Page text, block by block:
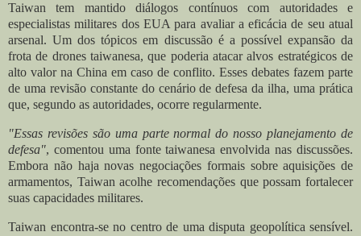
Taiwan tem mantido diálogos contínuos com autoridades e
especialistas militares dos EUA para avaliar a eficácia de seu atual
arsenal. Um dos tópicos em discussão é a possível expansão da
frota de drones taiwanesa, que poderia atacar alvos estratégicos de
alto valor na China em caso de conflito. Esses debates fazem parte
de uma revisão constante do cenário de defesa da ilha, uma prática
que, segundo as autoridades, ocorre regularmente.
"Essas revisões são uma parte normal do nosso planejamento de
defesa", comentou uma fonte taiwanesa envolvida nas discussões.
Embora não haja novas negociações formais sobre aquisições de
armamentos, Taiwan acolhe recomendações que possam fortalecer
suas capacidades militares.
Taiwan encontra-se no centro de uma disputa geopolítica sensível.